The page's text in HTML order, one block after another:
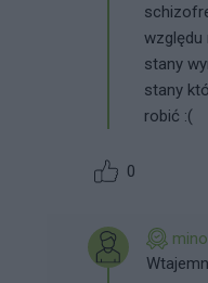
względu
stany
stany
robić :(
0
mino